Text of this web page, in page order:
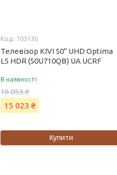
103130
Телевізор KIVI 50'' UHD Optima
L5 HDR (50U710QB) UA UCRF
В наявності
18 053 ₴
15 023 ₴
Купити